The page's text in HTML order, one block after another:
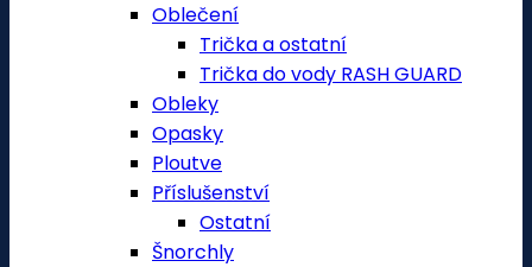
Oblečení
Trička a ostatní
Trička do vody RASH GUARD
Obleky
Opasky
Ploutve
Příslušenství
Ostatní
Šnorchly